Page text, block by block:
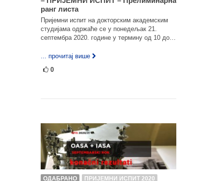
ранг листа
Пријемни испит на докторским академским
студијама одржаће се у понедељак 21.
септембра 2020. године у термину од 10 до…
... прочитај више
0
ОДАБРАНО
ПРИЈЕМНИ ИСПИТ 2020